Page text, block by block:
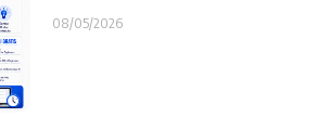
08/05/2026